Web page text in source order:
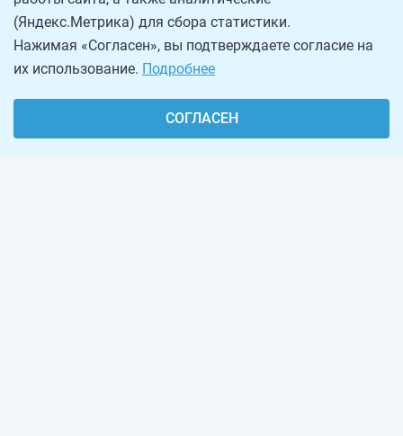
(Яндекс.Метрика) для сбора статистики.
Нажимая «Согласен», вы подтверждаете согласие на
их использование. Подробнее
СОГЛАСЕН